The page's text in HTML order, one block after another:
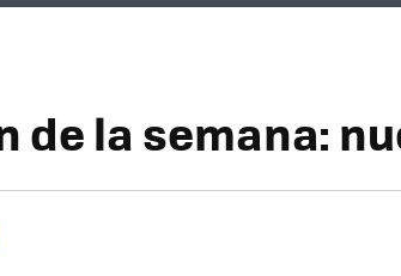
de la semana: